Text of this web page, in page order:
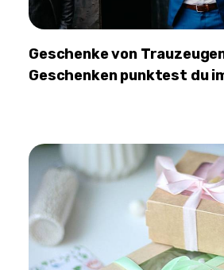
Geschenke von
Geschenken punktest du